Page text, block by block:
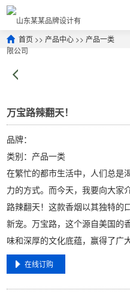
首页 >> 产品中心 >> 产品一类
万宝路辣翻天！
品牌：
类别：产品一类
在繁忙的都市生活中，人们总是
力的方式。而今天，我要向大
路辣翻天！这款香烟以其独特的
新宠。万宝路，这个源自美国的
味和深厚的文化底蕴，赢得了广
在线订购